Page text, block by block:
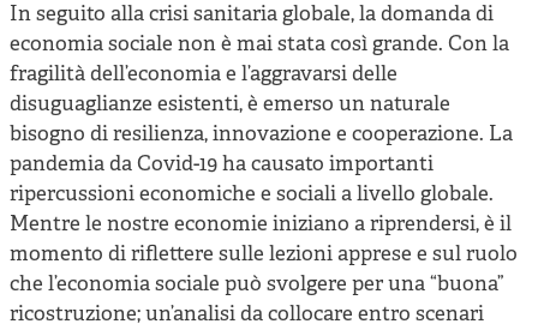
In seguito alla crisi sanitaria globale, la domanda di
economia sociale non è mai stata così grande. Con la
fragilità dell’economia e l’aggravarsi delle
disuguaglianze esistenti, è emerso un naturale
bisogno di resilienza, innovazione e cooperazione. La
pandemia da Covid-19 ha causato importanti
ripercussioni economiche e sociali a livello globale.
Mentre le nostre economie iniziano a riprendersi, è il
momento di riflettere sulle lezioni apprese e sul ruolo
che l’economia sociale può svolgere per una “buona”
ricostruzione; un’analisi da collocare entro scenari